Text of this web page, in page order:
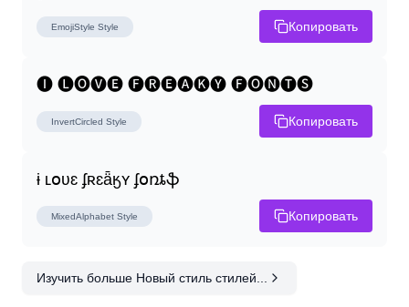
EmojiStyle Style Копировать
🅘 🅛🅞🅥🅔 🅕🅡🅔🅐🅚🅨 🅕🅞🅝🅣🅢
InvertCircled Style Копировать
ɨ ʟօʋɛ ʄʀɛǟӄʏ ʄօռȶֆ
MixedAlphabet Style Копировать
Изучить больше Новый стиль стилей...